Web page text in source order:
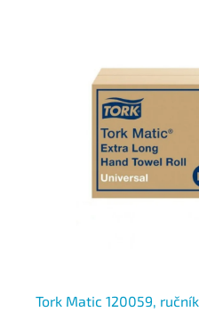
Tork Matic 120059,